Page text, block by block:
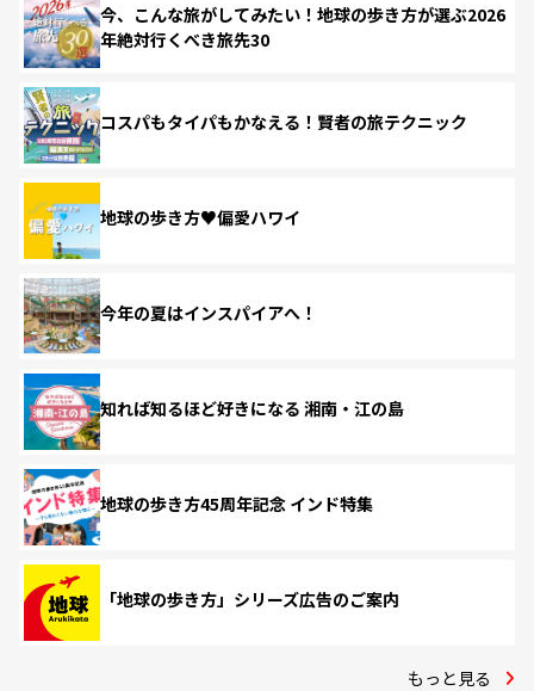
今、こんな旅がしてみたい！地球の歩き方が選ぶ2026
年絶対行くべき旅先30
コスパもタイパもかなえる！賢者の旅テクニック
地球の歩き方♥偏愛ハワイ
今年の夏はインスパイアへ！
知れば知るほど好きになる 湘南・江の島
地球の歩き方45周年記念 インド特集
「地球の歩き方」シリーズ広告のご案内
もっと見る